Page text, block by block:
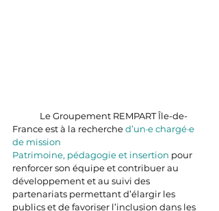
France est à la recherche d’un·e chargé·e
de mission
Patrimoine, pédagogie et insertion pour
renforcer son équipe et contribuer au
développement et au suivi des
partenariats permettant d’élargir les
publics et de favoriser l’inclusion dans les